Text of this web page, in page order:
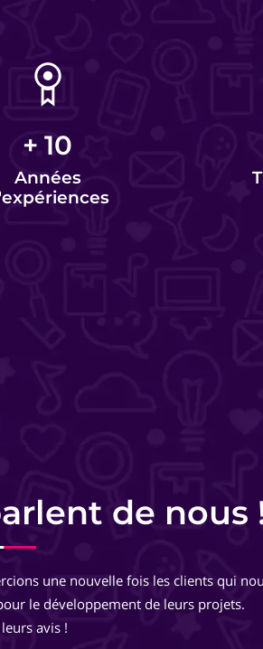
+ 10
Années
de nous
une nouvelle fois les clients qui
le développement de leurs projets.
avis !
réactive. De très bons conseils, des
Ils pensent à tout ! Je recommande
!